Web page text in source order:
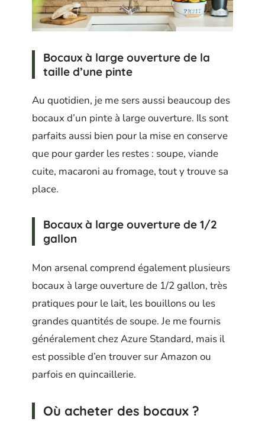
Bocaux à large ouverture de la
taille d’une pinte
Au quotidien, je me sers aussi beaucoup des
bocaux d’un pinte à large ouverture. Ils sont
parfaits aussi bien pour la mise en conserve
que pour garder les restes : soupe, viande
cuite, macaroni au fromage, tout y trouve sa
place.
Bocaux à large ouverture de 1/2
gallon
Mon arsenal comprend également plusieurs
bocaux à large ouverture de 1/2 gallon, très
pratiques pour le lait, les bouillons ou les
grandes quantités de soupe. Je me fournis
généralement chez Azure Standard, mais il
est possible d’en trouver sur Amazon ou
parfois en quincaillerie.
Où acheter des bocaux ?